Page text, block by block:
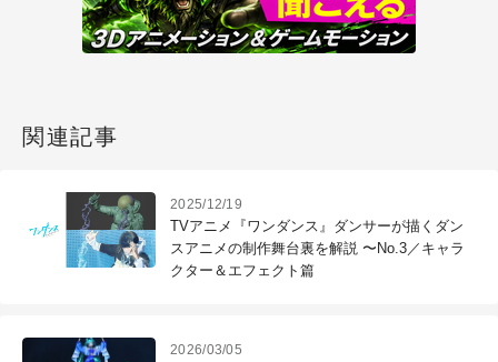
関連記事
2025/12/19
TVアニメ『ワンダンス』ダンサーが描くダン
スアニメの制作舞台裏を解説 〜No.3／キャラ
クター＆エフェクト篇
2026/03/05